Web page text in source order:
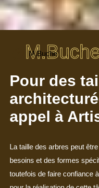
M.Buche
Pour des
appel à
La taille des arbres peut
besoins et des formes
toutefois de faire confiance